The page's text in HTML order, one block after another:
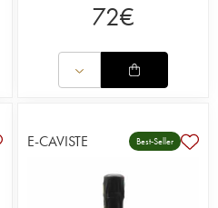
72€
E-CAVISTE Best-Seller